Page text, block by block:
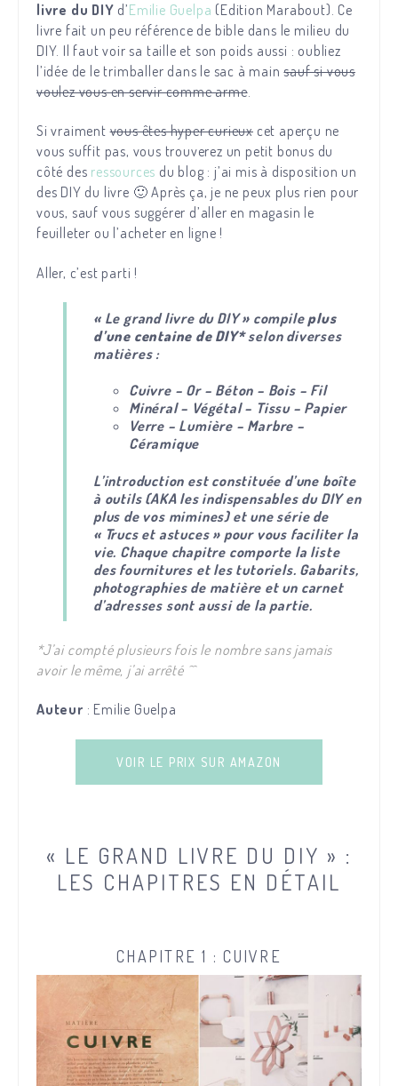
livre du DIY d’Emilie Guelpa (Edition Marabout). Ce
livre fait un peu référence de bible dans le milieu du
DIY. Il faut voir sa taille et son poids aussi : oubliez
l’idée de le trimballer dans le sac à mainsauf si vous
voulez vous en servir comme arme.
Si vraimentvous êtes hyper curieux cet aperçu ne
vous suffit pas, vous trouverez un petit bonus du
côté des ressources du blog : j’ai mis à disposition un
des DIY du livre 🙂 Après ça, je ne peux plus rien pour
vous, sauf vous suggérer d’aller en magasin le
feuilleter ou l’acheter en ligne !
Aller, c’est parti !
« Le grand livre du DIY » compile plus
d’une centaine de DIY*selon diverses
matières :
Cuivre – Or – Béton – Bois – Fil
Minéral – Végétal – Tissu – Papier
Verre – Lumière – Marbre –
Céramique
L’introduction est constituée d’une boîte
à outils (AKA les indispensables du DIY en
plus de vos mimines) et une série de
« Trucs et astuces » pour vous faciliter la
vie. Chaque chapitre comporte la liste
des fournitures et les tutoriels. Gabarits,
photographies de matière et un carnet
d’adresses sont aussi de la partie.
*J’ai compté plusieurs fois le nombre sans jamais
avoir le même, j’ai arrêté ^^
Auteur : Emilie Guelpa
VOIR LE PRIX SUR AMAZON
« LE GRAND LIVRE DU DIY » :
LES CHAPITRES EN DÉTAIL
CHAPITRE 1 : CUIVRE